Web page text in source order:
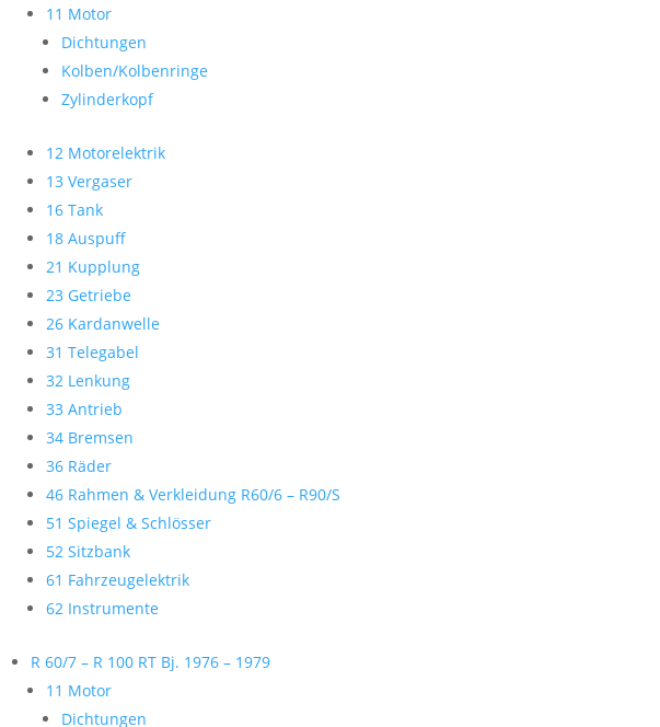
11 Motor
Dichtungen
Kolben/Kolbenringe
Zylinderkopf
12 Motorelektrik
13 Vergaser
16 Tank
18 Auspuff
21 Kupplung
23 Getriebe
26 Kardanwelle
31 Telegabel
32 Lenkung
33 Antrieb
34 Bremsen
36 Räder
46 Rahmen & Verkleidung R60/6 – R90/S
51 Spiegel & Schlösser
52 Sitzbank
61 Fahrzeugelektrik
62 Instrumente
R 60/7 – R 100 RT Bj. 1976 – 1979
11 Motor
Dichtungen